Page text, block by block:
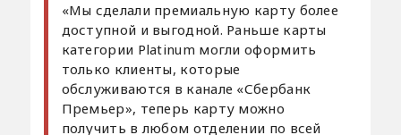
«Мы сделали премиальную карту более
доступной и выгодной. Раньше карты
категории Platinum могли оформить
только клиенты, которые
обслуживаются в канале «Сбербанк
Премьер», теперь карту можно
получить в любом отделении по всей